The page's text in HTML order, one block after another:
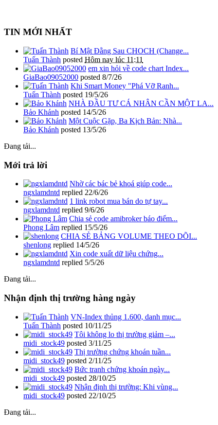
TIN MỚI NHẤT
Bí Mật Đằng Sau CHOCH (Change...
Tuấn Thành posted Hôm nay lúc 11:11
em xin hỏi về code chart Index...
GiaBao09052000 posted 8/7/26
Khi Smart Money "Phá Vỡ Ranh...
Tuấn Thành posted 19/5/26
NHÀ ĐẦU TƯ CÁ NHÂN CẦN MỘT LA...
Bảo Khánh posted 14/5/26
Một Cuộc Gặp, Ba Kịch Bản: Nhà...
Bảo Khánh posted 13/5/26
Đang tải...
Mới trả lời
Nhờ các bác bẻ khoá giúp code...
ngxlamdntd replied 22/6/26
1 link robot mua bán do tự tay...
ngxlamdntd replied 9/6/26
Chia sẻ code amibroker báo điểm...
Phong Lâm replied 15/5/26
CHIA SẺ BẢNG VOLUME THEO DÕI...
shenlong replied 14/5/26
Xin code xuất dữ liệu chứng...
ngxlamdntd replied 5/5/26
Đang tải...
Nhận định thị trường hàng ngày
VN-Index thủng 1.600, danh mục...
Tuấn Thành posted 10/11/25
Tôi không lo thị trường giảm –...
midi_stock49 posted 3/11/25
Thị trường chứng khoán tuần...
midi_stock49 posted 2/11/25
Bức tranh chứng khoán ngày...
midi_stock49 posted 28/10/25
Nhận định thị trường: Khi vùng...
midi_stock49 posted 22/10/25
Đang tải...